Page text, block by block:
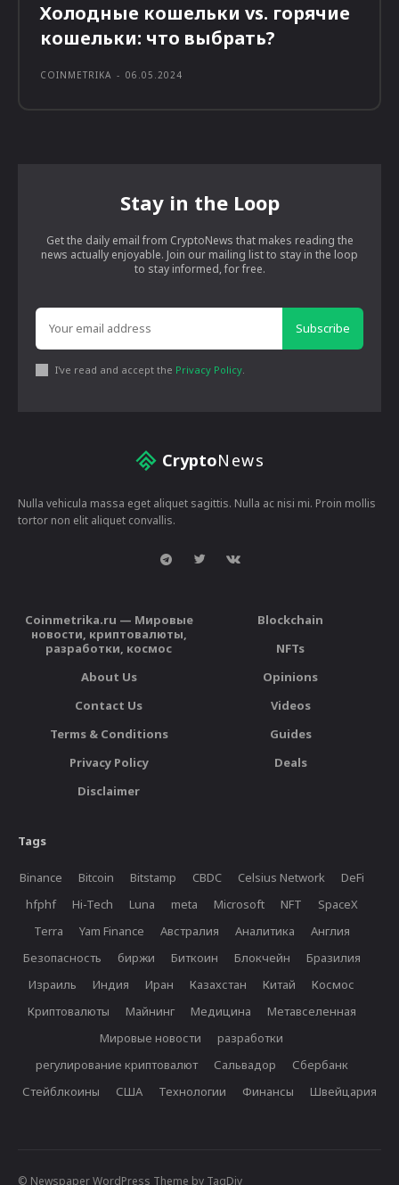
Холодные кошельки vs. горячие
кошельки: что выбрать?
COINMETRIKA - 06.05.2024
Stay in the Loop
Get the daily email from CryptoNews that makes reading the
news actually enjoyable. Join our mailing list to stay in the loop
to stay informed, for free.
Subscribe
I've read and accept the Privacy Policy.
CryptoNews
Nulla vehicula massa eget aliquet sagittis. Nulla ac nisi mi. Proin mollis
tortor non elit aliquet convallis.
Coinmetrika.ru — Мировые
новости, криптовалюты,
разработки, космос
About Us
Contact Us
Terms & Conditions
Privacy Policy
Disclaimer
Blockchain
NFTs
Opinions
Videos
Guides
Deals
Tags
Binance Bitcoin Bitstamp CBDC Celsius Network
DeFi
hfphf
Hi-Tech Luna meta Microsoft NFT
SpaceX
Terra
Yam Finance Австралия Аналитика
Англия
Безопасность
биржи Биткоин Блокчейн
Бразилия
Израиль
Индия Иран Казахстан Китай
Космос
Криптовалюты
Майнинг Медицина
Метавселенная
Мировые новости
разработки
регулирование криптовалют
Сальвадор
Сбербанк
Стейблкоины
США Технологии Финансы Швейцария
© Newspaper WordPress Theme by TagDiv